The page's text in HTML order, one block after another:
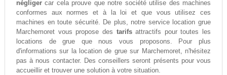
négligercar cela prouve que notre société utilise des machines
conformes aux normes et à la loi et que vous utilisez ces
machines en toute sécurité. De plus, notre service location grue
Marchemoret vous propose des tarifsattractifs pour toutes les
locations de grue que nous vous proposons. Pour plus
d'informations sur la location de grue sur Marchemoret, n'hésitez
pas à nous contacter. Des conseillers seront présents pour vous
accueillir et trouver une solution à votre situation.